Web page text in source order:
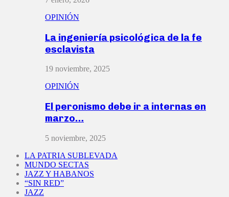
OPINIÓN
La ingeniería psicológica de la fe
esclavista
19 noviembre, 2025
OPINIÓN
El peronismo debe ir a internas en
marzo…
5 noviembre, 2025
LA PATRIA SUBLEVADA
MUNDO SECTAS
JAZZ Y HABANOS
“SIN RED”
JAZZ